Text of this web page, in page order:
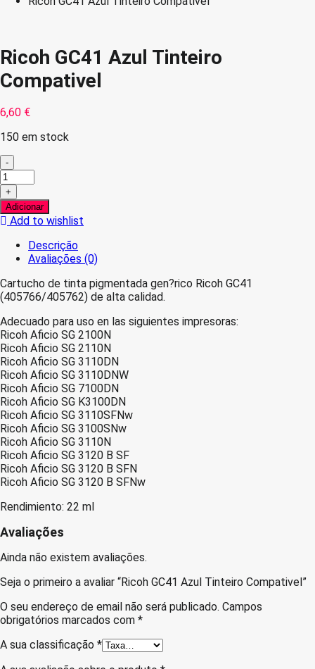
Ricoh GC41 Azul Tinteiro
Compativel
6,60 €
150 em stock
-
Quantidade
de
Ricoh
GC41
Azul
Tinteiro
Compativel
+
Adicionar
Add to wishlist
Descrição
Avaliações (0)
Cartucho de tinta pigmentada gen?rico Ricoh GC41
(405766/405762) de alta calidad.
Adecuado para uso en las siguientes impresoras:
Ricoh Aficio SG 2100N
Ricoh Aficio SG 2110N
Ricoh Aficio SG 3110DN
Ricoh Aficio SG 3110DNW
Ricoh Aficio SG 7100DN
Ricoh Aficio SG K3100DN
Ricoh Aficio SG 3110SFNw
Ricoh Aficio SG 3100SNw
Ricoh Aficio SG 3110N
Ricoh Aficio SG 3120 B SF
Ricoh Aficio SG 3120 B SFN
Ricoh Aficio SG 3120 B SFNw
Rendimiento: 22 ml
Avaliações
Ainda não existem avaliações.
Seja o primeiro a avaliar “Ricoh GC41 Azul Tinteiro Compativel”
O seu endereço de email não será publicado. Campos
obrigatórios marcados com *
A sua classificação *